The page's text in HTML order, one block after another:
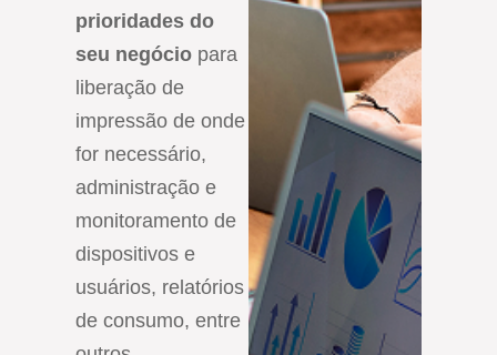
prioridades do
seu negócio para
liberação de
impressão de onde
for necessário,
administração e
monitoramento de
dispositivos e
usuários, relatórios
de consumo, entre